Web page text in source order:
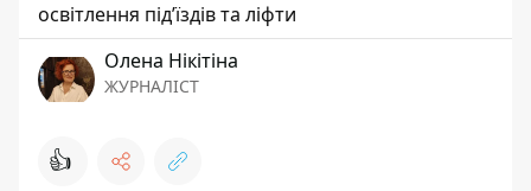
освітлення під’їздів та ліфти
Олена Нікітіна
ЖУРНАЛІСТ
👍